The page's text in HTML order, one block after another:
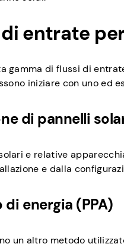
entrate
gamma di flussi di
iniziare con uno ed
di pannelli
e relative
e dalla
energia (PPA)
un altro metodo